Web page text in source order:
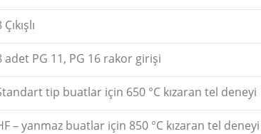
Çıkışlı
adet PG 11, PG 16 rakor girişi
tip buatlar için 650 °C kızaran tel deneyi
– yanmaz buatlar için 850 °C kızaran tel deneyi